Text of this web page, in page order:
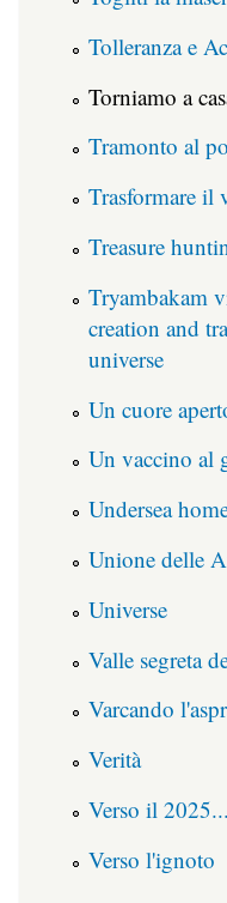
Tolleranza e
Torniamo a
Tramonto al
Trasformare il
Treasure
Tryambakam
creation and
universe
Un cuore
Un vaccino al
Undersea
Unione delle
Universe
Valle segreta
Varcando
Verità
Verso il
Verso l'ignoto